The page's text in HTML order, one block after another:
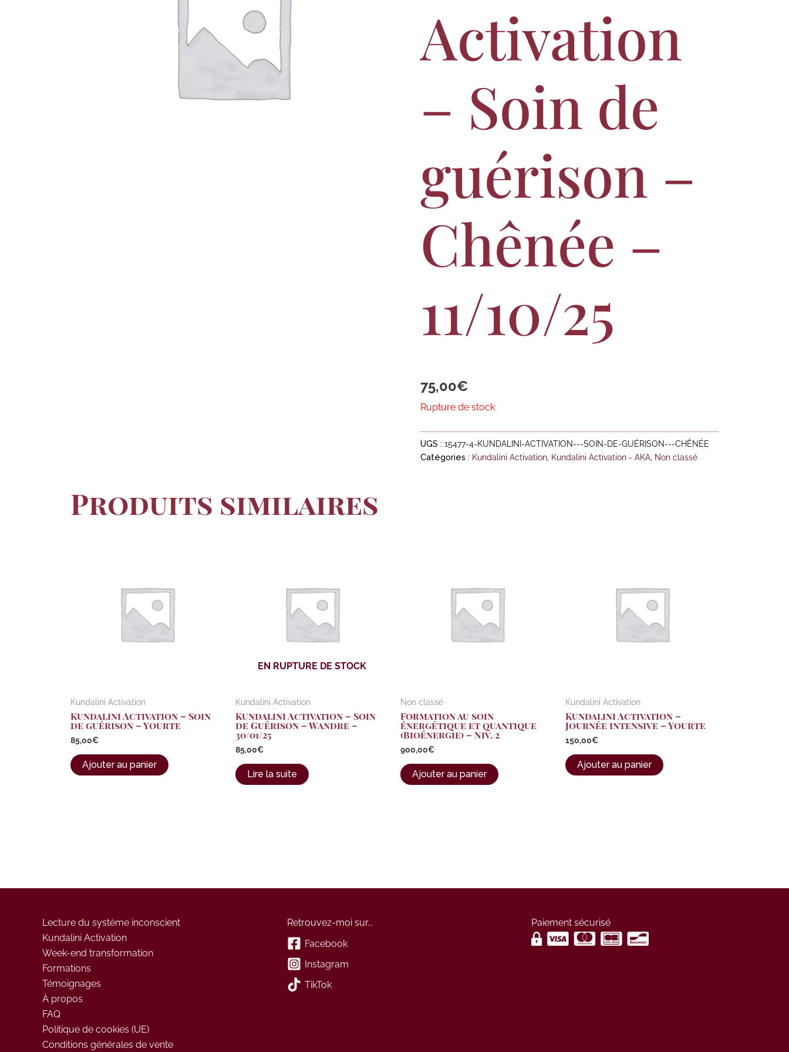
Activation
– Soin de
guérison –
Chênée –
11/10/25
75,00€
Rupture de stock
UGS :15477-4-KUNDALINI-ACTIVATION---SOIN-DE-GUÉRISON---CHÊNÉE
Catégories : Kundalini Activation, Kundalini Activation - AKA, Non classé
Produits similaires
Kundalini Activation
Kundalini Activation – Soin
de guérison – Yourte
85,00€
Ajouter au panier
EN RUPTURE DE STOCK
Kundalini Activation
Kundalini Activation – Soin
de Guérison – Wandre –
30/01/25
85,00€
Lire la suite
Non classé
Formation au soin
énergétique et quantique
(Bioénergie) – Niv. 2
900,00€
Ajouter au panier
Kundalini Activation
Kundalini Activation –
Journée intensive – Yourte
150,00€
Ajouter au panier
Lecture du système inconscient
Kundalini Activation
Week-end transformation
Formations
Témoignages
À propos
FAQ
Politique de cookies (UE)
Conditions générales de vente
Retrouvez-moi sur...
Facebook
Instagram
TikTok
Paiement sécurisé